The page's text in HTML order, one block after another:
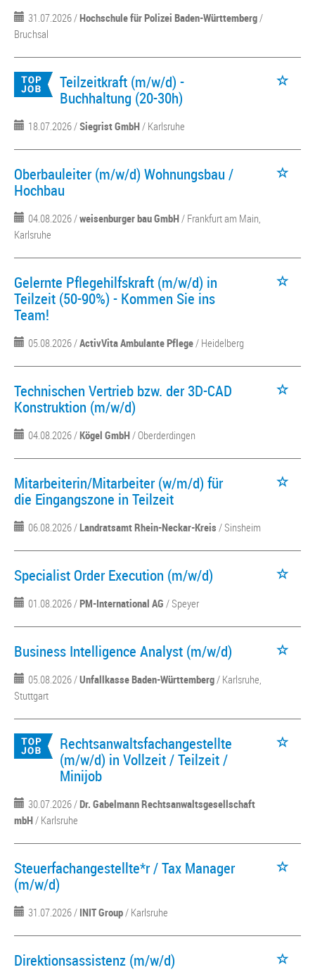
31.07.2026 /Hochschule für Polizei Baden-Württemberg/
Bruchsal
Teilzeitkraft (m/w/d) -
Buchhaltung (20-30h)
18.07.2026 /Siegrist GmbH/ Karlsruhe
Oberbauleiter (m/w/d) Wohnungsbau /
Hochbau
04.08.2026 /weisenburger bau GmbH/ Frankfurt am Main,
Karlsruhe
Gelernte Pflegehilfskraft (m/w/d) in
Teilzeit (50-90%) - Kommen Sie ins
Team!
05.08.2026 /ActivVita Ambulante Pflege/ Heidelberg
Technischen Vertrieb bzw. der 3D-CAD
Konstruktion (m/w/d)
04.08.2026 /Kögel GmbH/ Oberderdingen
Mitarbeiterin/Mitarbeiter (w/m/d) für
die Eingangszone in Teilzeit
06.08.2026 /Landratsamt Rhein-Neckar-Kreis / Sinsheim
Specialist Order Execution (m/w/d)
01.08.2026 /PM-International AG / Speyer
Business Intelligence Analyst (m/w/d)
05.08.2026 /Unfallkasse Baden-Württemberg/ Karlsruhe,
Stuttgart
Rechtsanwaltsfachangestellte
(m/w/d) in Vollzeit / Teilzeit /
Minijob
30.07.2026 /Dr. Gabelmann Rechtsanwaltsgesellschaft
mbH/ Karlsruhe
Steuerfachangestellte*r / Tax Manager
(m/w/d)
31.07.2026 / INIT Group/ Karlsruhe
Direktionsassistenz (m/w/d)